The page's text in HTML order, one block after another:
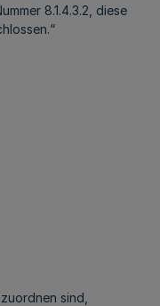
8.1.4.3.2, diese
sind,